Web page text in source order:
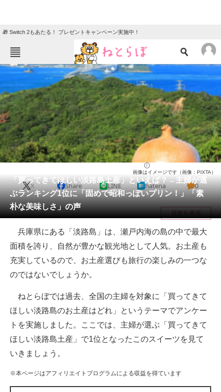
🎁 Switch 2もあたる！ プレゼントキャンペーン実施中！
ねとらぼメニュー
ニュース
エンタメ クイズ
グルメ 地域
住まい 教育・育児
動物 リサーチ
会員記事
メディア
注目記事を集めた総合ページ
ITの今と未来を見通す
スマホと通信の最新トレンド
好きが集まる 比べて選べる
ビジネスと働き方のヒント
「買ってきてほしい淡路島土産」といえば？→主婦が選
ぶランキング1位に「固めで昭和っぽいプリン！」「素
朴な美味しさ」の声
画像はイメージです（画像：PIXTA）
X Share LINE hatena 0
目次を表示
兵庫県にある「淡路島」は、瀬戸内海の島の中で最大
面積を誇り、自然が豊かな観光地として人気。お土産も
充実しているので、お土産選びも旅行の楽しみの一つな
のではないでしょうか。
ねとらぼでは過去、全国の主婦を対象に「買ってきて
ほしい淡路島のお土産はどれ」というテーマでアンケー
トを実施しました。ここでは、主婦が選ぶ「買ってきて
ほしい淡路島土産」で1位となったこのスイーツを見て
いきましょう。
※本ページはアフィリエイトプログラムによる収益を得ています